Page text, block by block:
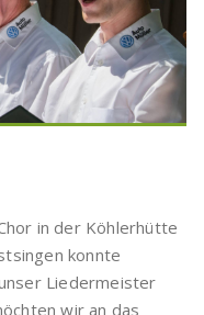
in der Köhlerhütte
konnte
Liedermeister
wir an das